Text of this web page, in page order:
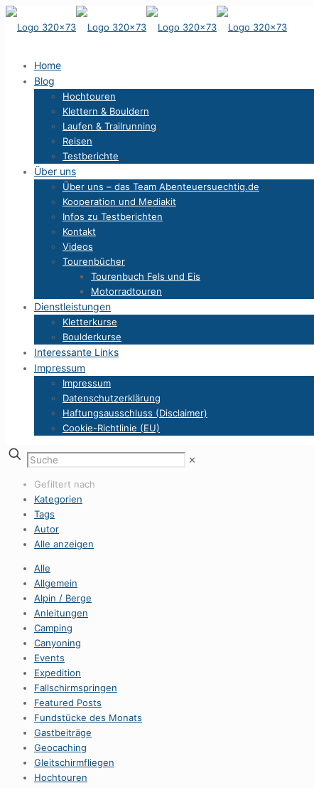
Home
Blog
Hochtouren
Klettern & Bouldern
Laufen & Trailrunning
Reisen
Testberichte
Über uns
Über uns – das Team Abenteuersuechtig.de
Kooperation und Mediakit
Infos zu Testberichten
Kontakt
Videos
Tourenbücher
Tourenbuch Fels und Eis
Motorradtouren
Dienstleistungen
Kletterkurse
Boulderkurse
Interessante Links
Impressum
Impressum
Datenschutzerklärung
Haftungsausschluss (Disclaimer)
Cookie-Richtlinie (EU)
✕
Gefiltert nach
Kategorien
Tags
Autor
Alle anzeigen
Alle
Allgemein
Alpin / Berge
Anleitungen
Camping
Canyoning
Events
Expedition
Fallschirmspringen
Featured Posts
Fundstücke des Monats
Gastbeiträge
Geocaching
Gleitschirmfliegen
Hochtouren